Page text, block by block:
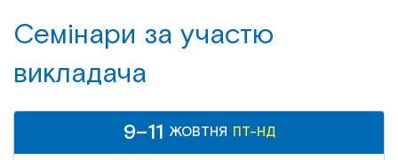
Семінари за участю
викладача
9–11 ЖОВТНЯ ПТ-НД